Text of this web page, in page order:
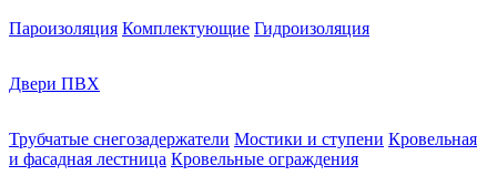
Пароизоляция Комплектующие Гидроизоляция
Двери ПВХ
Трубчатые снегозадержатели Мостики и ступени Кровельная
и фасадная лестница Кровельные ограждения